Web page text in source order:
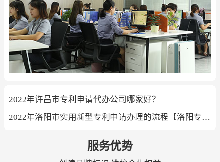
2022年许昌市专利申请代办公司哪家好？
2022年洛阳市实用新型专利申请办理的流程【洛阳专利代理机构】
服务优势